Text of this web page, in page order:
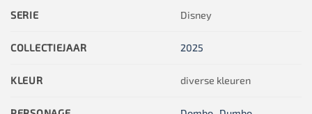
SERIE Disney
COLLECTIEJAAR 2025
KLEUR diverse kleuren